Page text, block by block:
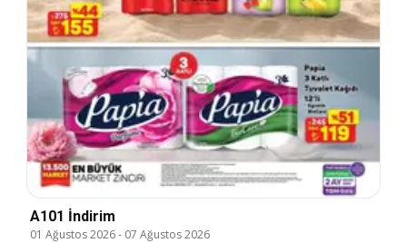
A101 İndirim
01 Ağustos 2026- 07 Ağustos 2026